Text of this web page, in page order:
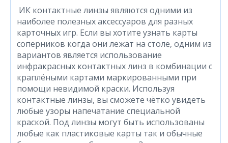
ИК контактные линзы являются одними из
наиболее полезных аксессуаров для разных
карточных игр. Если вы хотите узнать карты
соперников когда они лежат на столе, одним из
вариантов является использование
инфракрасных контактных линз в комбинации с
краплёными картами маркированными при
помощи невидимой краски. Используя
контактные линзы, вы сможете чётко увидеть
любые узоры напечатание специальной
краской. Под линзы могут быть использованы
любые как пластиковые карты так и обычные